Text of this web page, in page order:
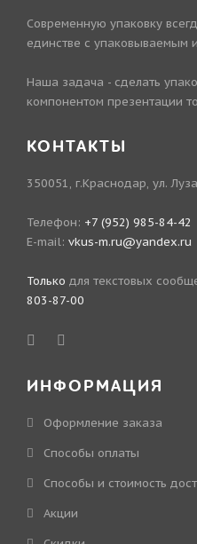
Современную упаковку
единстве с упаковываемым
Наша задача - сделать
компонентом презентации
КОНТАКТЫ
350051, г.Краснодар, ул.
Телефон: +7 (952) 985-84-42
E-mail: vkus-m.ru@yandex.ru
Только для текстовых
803-87-00
ИНФОРМАЦИЯ
Оформление заказа
Способы оплаты
Способы и стоимость
Акции